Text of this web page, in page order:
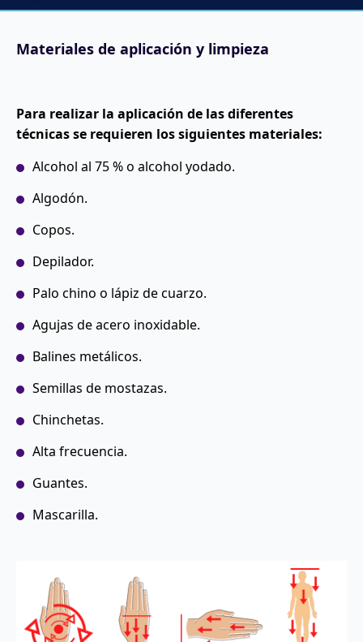
Materiales de aplicación y limpieza
Para realizar la aplicación de las diferentes
técnicas se requieren los siguientes materiales:
Alcohol al 75 % o alcohol yodado.
Algodón.
Copos.
Depilador.
Palo chino o lápiz de cuarzo.
Agujas de acero inoxidable.
Balines metálicos.
Semillas de mostazas.
Chinchetas.
Alta frecuencia.
Guantes.
Mascarilla.